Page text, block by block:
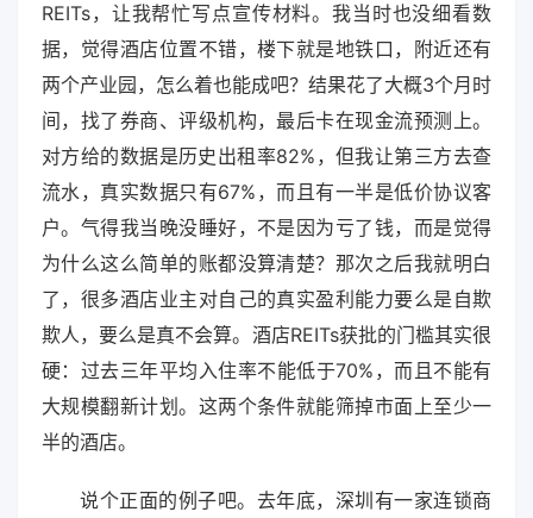
REITs，让我帮忙写点宣传材料。我当时也没细看数
据，觉得酒店位置不错，楼下就是地铁口，附近还有
两个产业园，怎么着也能成吧？结果花了大概3个月时
间，找了券商、评级机构，最后卡在现金流预测上。
对方给的数据是历史出租率82%，但我让第三方去查
流水，真实数据只有67%，而且有一半是低价协议客
户。气得我当晚没睡好，不是因为亏了钱，而是觉得
为什么这么简单的账都没算清楚？那次之后我就明白
了，很多酒店业主对自己的真实盈利能力要么是自欺
欺人，要么是真不会算。酒店REITs获批的门槛其实很
硬：过去三年平均入住率不能低于70%，而且不能有
大规模翻新计划。这两个条件就能筛掉市面上至少一
半的酒店。
说个正面的例子吧。去年底，深圳有一家连锁商